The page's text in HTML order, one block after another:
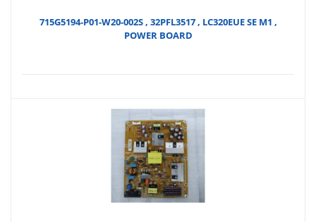
715G5194-P01-W20-002S , 32PFL3517 , LC320EUE SE M1 ,
POWER BOARD